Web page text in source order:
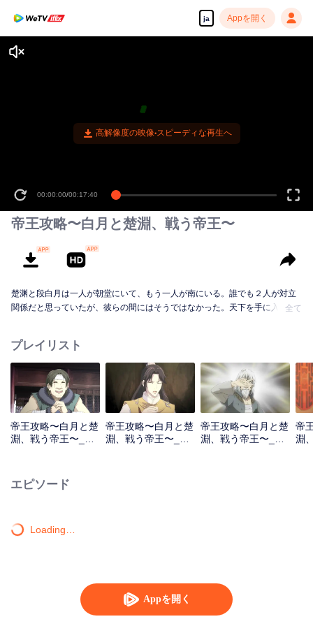
ja Appを開く
Appを開く
高解像度の映像•スピーディな再生へ
00:00:00/00:17:40
帝王攻略〜白月と楚淵、戦う帝王〜
楚渊と段白月は一人が朝堂にいて、もう一人が南にいる。誰でも２人が対立
関係だと思っていたが、彼らの間にはそうではなかった。天下を手に入れる
全て
プレイリスト
帝王攻略〜白月と楚
淵、戦う帝王〜_第1
帝王攻略〜白月と楚
淵、戦う帝王〜_第2
帝王攻略〜白月と楚
淵、戦う帝王〜_第3
帝
淵
エピソード
Loading…